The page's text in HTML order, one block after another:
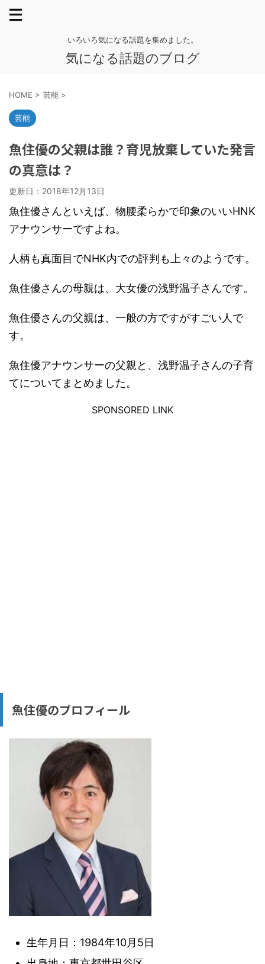
いろいろ気になる話題を集めました。
気になる話題のブログ
HOME > 芸能 >
芸能
魚住優の父親は誰？育児放棄していた発言
の真意は？
更新日： 2018年12月13日
魚住優さんといえば、物腰柔らかで印象のいいHNK
アナウンサーですよね。
人柄も真面目でNHK内での評判も上々のようです。
魚住優さんの母親は、大女優の浅野温子さんです。
魚住優さんの父親は、一般の方ですがすごい人で
す。
魚住優アナウンサーの父親と、浅野温子さんの子育
てについてまとめました。
SPONSORED LINK
魚住優のプロフィール
生年月日：1984年10月5日